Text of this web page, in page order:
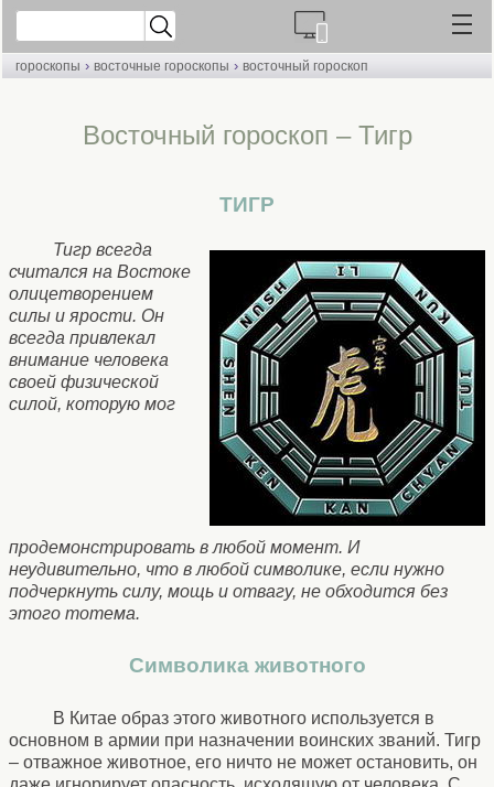
гороскопы › восточные гороскопы › восточный гороскоп
Восточный гороскоп – Тигр
ТИГР
Тигр всегда
считался на Востоке
олицетворением
силы и ярости. Он
всегда привлекал
внимание человека
своей физической
силой, которую мог
продемонстрировать в любой момент. И
неудивительно, что в любой символике, если нужно
подчеркнуть силу, мощь и отвагу, не обходится без
этого тотема.
Символика животного
В Китае образ этого животного используется в
основном в армии при назначении воинских званий. Тигр
– отважное животное, его ничто не может остановить, он